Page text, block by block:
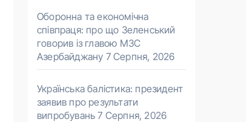
Оборонна та економічна
співпраця: про що Зеленський
говорив із главою МЗС
Азербайджану 7 Серпня, 2026
Українська балістика: президент
заявив про результати
випробувань 7 Серпня, 2026